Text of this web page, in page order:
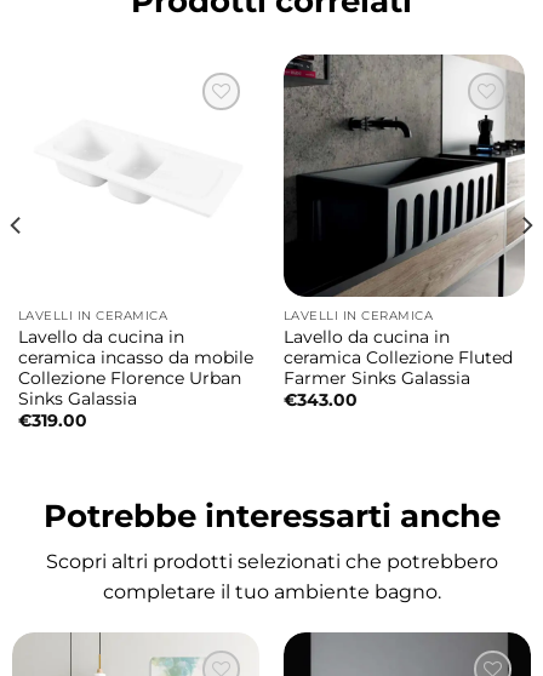
Design moderno ed essenziale
Le linee pulite e le proporzioni equilibrate
rendono questo lavello una soluzione
elegante capace di integrarsi perfettamente
in differenti stili di cucina contemporanea.
Lavello doppio montaggio versatile
La particolare configurazione Dual Mount
consente di installare il lavello sia in modalità
soprapiano che sottopiano offrendo grande
libertà progettuale e massima adattabilità
alle diverse esigenze d’arredo.
La possibilità di scegliere tra installazione
soprapiano e sottopiano permette di
personalizzare l’estetica della cucina creando
LAVELLI IN CERAMICA
Lavello da cucina in
ceramica incasso da mobile
Collezione Florence Urban
Sinks Galassia
€319.00
LAVELLI IN CERAMICA
Lavello da cucina in
ceramica Collezione Fluted
Farmer Sinks Galassia
€343.00
Potrebbe interessarti anche
Scopri altri prodotti selezionati che potrebbero
completare il tuo ambiente bagno.